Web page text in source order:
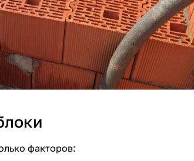
факторов: